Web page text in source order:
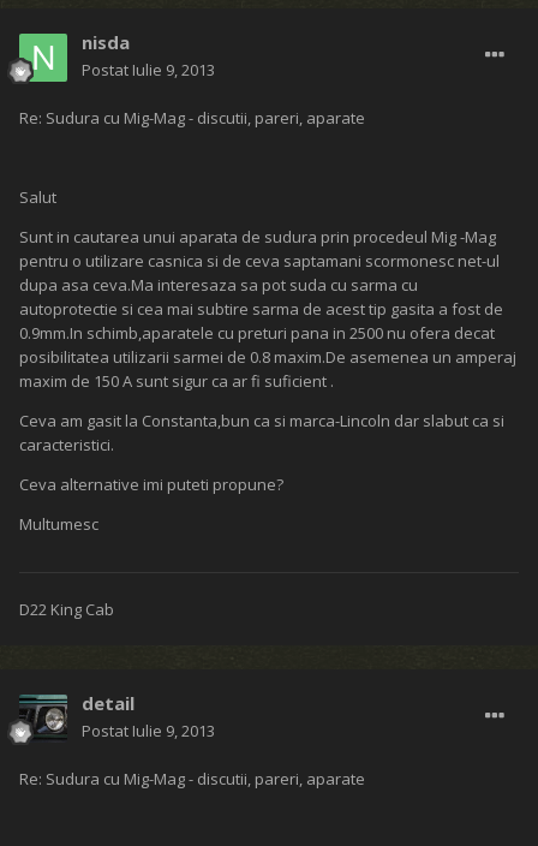
nisda
Postat Iulie 9, 2013
Re: Sudura cu Mig-Mag - discutii, pareri, aparate
Salut
Sunt in cautarea unui aparata de sudura prin procedeul Mig -Mag
pentru o utilizare casnica si de ceva saptamani scormonesc net-ul
dupa asa ceva.Ma interesaza sa pot suda cu sarma cu
autoprotectie si cea mai subtire sarma de acest tip gasita a fost de
0.9mm.In schimb,aparatele cu preturi pana in 2500 nu ofera decat
posibilitatea utilizarii sarmei de 0.8 maxim.De asemenea un amperaj
maxim de 150 A sunt sigur ca ar fi suficient .
Ceva am gasit la Constanta,bun ca si marca-Lincoln dar slabut ca si
caracteristici.
Ceva alternative imi puteti propune?
Multumesc
D22 King Cab
detail
Postat Iulie 9, 2013
Re: Sudura cu Mig-Mag - discutii, pareri, aparate